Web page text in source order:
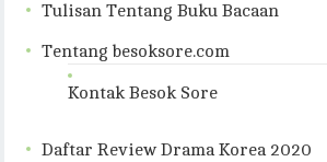
Tulisan Tentang Buku Bacaan
Tentang besoksore.com
Kontak Besok Sore
Daftar Review Drama Korea 2020